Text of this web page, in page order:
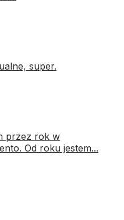
super.
przez rok w
Od roku jestem...